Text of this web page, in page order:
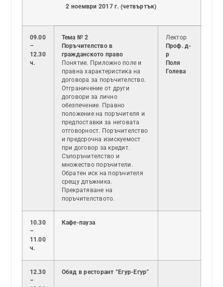
2 ноември 2017 г. (четвъртък)
09.00
–
12.30
ч.
Тема № 2
Поръчителство в
гражданското право
Понятие. Приложно поле и
правна характеристика на
договора за поръчителство.
Отграничение от други
договори за лично
обезпечение. Правно
положение на поръчителя и
предпоставки за неговата
отговорност. Поръчителство
и предсрочна изискуемост
при договор за кредит.
Съпоръчителство и
множество поръчители.
Обратен иск на поръчителя
срещу длъжника.
Прекратяване на
поръчителството.
Лектор
Проф. д-
р
Поля
Голева
10.30
–
11.00
ч.
Кафе-пауза
12.30
–
Обяд в ресторант “Егур-Егур”